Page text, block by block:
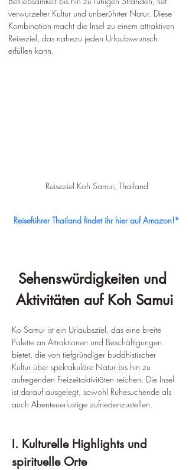
verwurzelter Kultur und unberührter Natur. Diese
Kombination macht die Insel zu einem attraktiven
Reiseziel, das nahezu jeden Urlaubswunsch
erfüllen kann.
Reiseziel Koh Samui, Thailand
Reiseführer Thailand findet ihr hier auf Amazon!*
Sehenswürdigkeiten und
Aktivitäten auf Koh Samui
Ko Samui ist ein Urlaubsziel, das eine breite
Palette an Attraktionen und Beschäftigungen
bietet, die von tiefgründiger buddhistischer
Kultur über spektakuläre Natur bis hin zu
aufregenden Freizeitaktivitäten reichen. Die Insel
ist darauf ausgelegt, sowohl Ruhesuchende als
auch Abenteuerlustige zufriedenzustellen.
I. Kulturelle Highlights und
spirituelle Orte